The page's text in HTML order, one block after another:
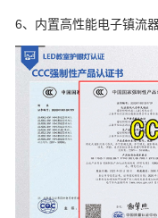
6、内置高性能电子镇流